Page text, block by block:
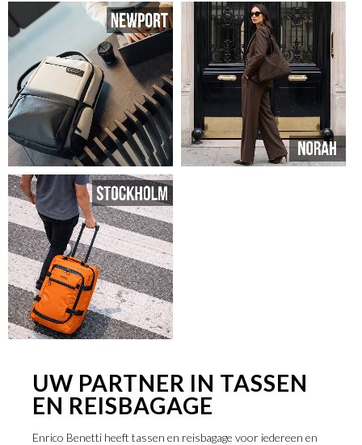
SHOP ASPEN
SHOP NEWPORT
UW PARTNER IN TASSEN
EN REISBAGAGE
Enrico Benetti heeft tassen en reisbagage voor iedereen en